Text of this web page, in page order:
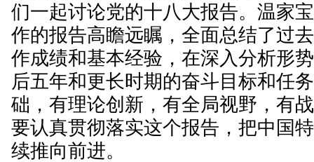
们一起讨论党的十八大报告。温家
作的报告高瞻远瞩，全面总结了过
作成绩和基本经验，在深入分析形
后五年和更长时期的奋斗目标和任
础，有理论创新，有全局视野，有
要认真贯彻落实这个报告，把中国
续推向前进。